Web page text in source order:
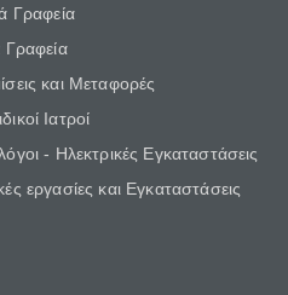
Γραφεία
Γραφεία
και Μεταφορές
Ιατροί
- Ηλεκτρικές Εγκαταστάσεις
εργασίες και Εγκαταστάσεις